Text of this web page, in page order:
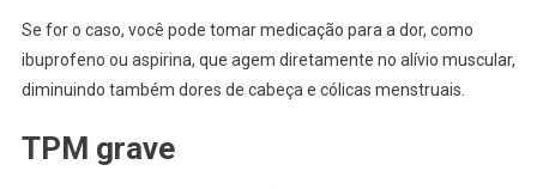
Se for o caso, você pode tomar medicação para a dor, como
ibuprofeno ou aspirina, que agem diretamente no alívio muscular,
diminuindo também dores de cabeça e cólicas menstruais.
TPM grave